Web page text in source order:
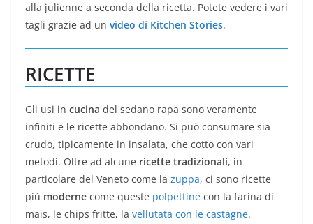
alla julienne a seconda della ricetta. Potete vedere i vari
tagli grazie ad un video di Kitchen Stories.
RICETTE
Gli usi in cucina del sedano rapa sono veramente
infiniti e le ricette abbondano. Si può consumare sia
crudo, tipicamente in insalata, che cotto con vari
metodi. Oltre ad alcune ricette tradizionali, in
particolare del Veneto come la zuppa, ci sono ricette
più moderne come queste polpettine con la farina di
mais, le chips fritte, la vellutata con le castagne.